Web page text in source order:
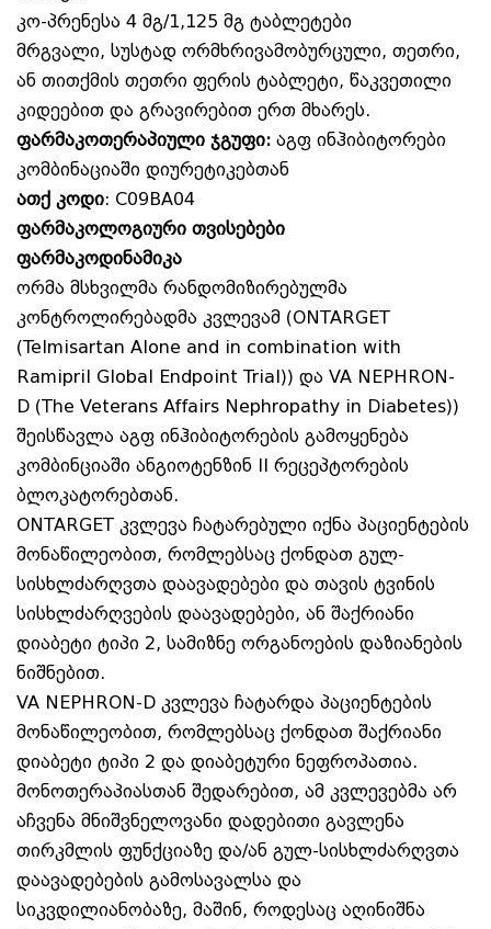
კო-პრენესა 4 მგ/1,125 მგ ტაბლეტები
მრგვალი, სუსტად ორმხრივამობურცული, თეთრი,
ან თითქმის თეთრი ფერის ტაბლეტი, წაკვეთილი
კიდეებით და გრავირებით ერთ მხარეს.
ფარმაკოთერაპიული ჯგუფი: აგფ ინჰიბიტორები
კომბინაციაში დიურეტიკებთან
ათქ კოდი: C09BA04
ფარმაკოლოგიური თვისებები
ფარმაკოდინამიკა
ორმა მსხვილმა რანდომიზირებულმა
კონტროლირებადმა კვლევამ (ONTARGET
(Telmisartan Alone and in combination with
Ramipril Global Endpoint Trial)) და VA NEPHRON-
D (The Veterans Affairs Nephropathy in Diabetes))
შეისწავლა აგფ ინჰიბიტორების გამოყენება
კომბინციაში ანგიოტენზინ II რეცეპტორების
ბლოკატორებთან.
ONTARGET კვლევა ჩატარებული იქნა პაციენტების
მონაწილეობით, რომლებსაც ქონდათ გულ-
სისხლძარღვთა დაავადებები და თავის ტვინის
სისხლძარღვების დაავადებები, ან შაქრიანი
დიაბეტი ტიპი 2, სამიზნე ორგანოების დაზიანების
ნიშნებით.
VA NEPHRON-D კვლევა ჩატარდა პაციენტების
მონაწილეობით, რომლებსაც ქონდათ შაქრიანი
დიაბეტი ტიპი 2 და დიაბეტური ნეფროპათია.
მონოთერაპიასთან შედარებით, ამ კვლევებმა არ
აჩვენა მნიშვნელოვანი დადებითი გავლენა
თირკმლის ფუნქციაზე და/ან გულ-სისხლძარღვთა
დაავადებების გამოსავალსა და
სიკვდილიანობაზე, მაშინ, როდესაც აღინიშნა